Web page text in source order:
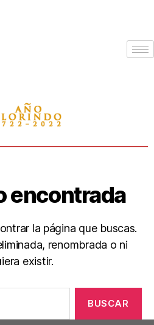
encontrada
la página que buscas.
renombrada o ni
existir.